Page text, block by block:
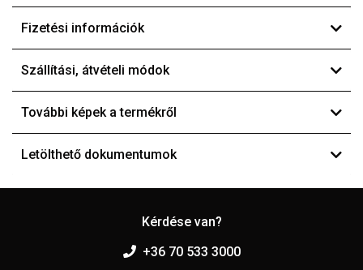
Fizetési információk
Szállítási, átvételi módok
További képek a termékről
Letölthető dokumentumok
Kérdése van?
+36 70 533 3000